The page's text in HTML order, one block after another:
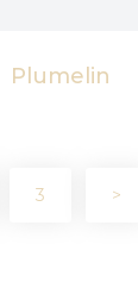
Plumelin
3 >